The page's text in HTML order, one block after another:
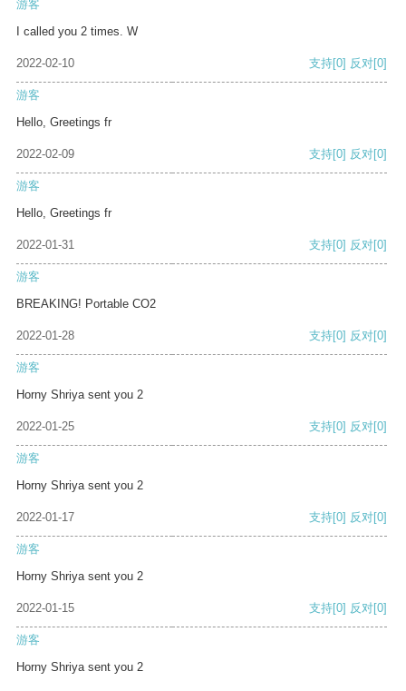
游客
I called you 2 times. W
2022-02-10 支持[0] 反对[0]
游客
Hello, Greetings fr
2022-02-09 支持[0] 反对[0]
游客
Hello, Greetings fr
2022-01-31 支持[0] 反对[0]
游客
BREAKING! Portable CO2
2022-01-28 支持[0] 反对[0]
游客
Horny Shriya sent you 2
2022-01-25 支持[0] 反对[0]
游客
Horny Shriya sent you 2
2022-01-17 支持[0] 反对[0]
游客
Horny Shriya sent you 2
2022-01-15 支持[0] 反对[0]
游客
Horny Shriya sent you 2